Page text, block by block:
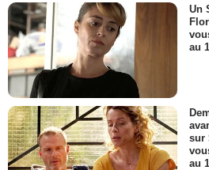
Un
au
sur
au